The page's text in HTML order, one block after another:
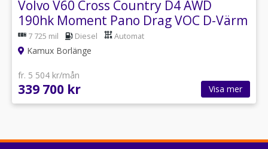
Volvo V60 Cross Country D4 AWD
190hk Moment Pano Drag VOC D-Värm
7 725 mil Diesel Automat
Kamux Borlänge
fr. 5 504 kr/mån
339 700 kr Visa mer